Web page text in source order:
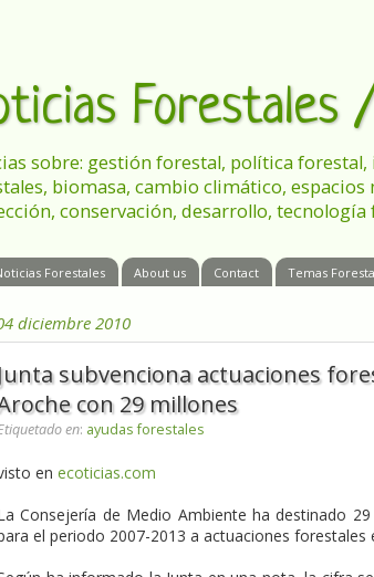
Forestales
sobre: gestión forestal, política
biomasa, cambio climático, espacios
conservación, desarrollo,
Forestales About us Contact Temas
diciembre 2010
Junta subvenciona actuaciones
con 29 millones
en: ayudas forestales
en ecoticias.com
Consejería de Medio Ambiente ha destinado
el periodo 2007-2013 a actuaciones forestales